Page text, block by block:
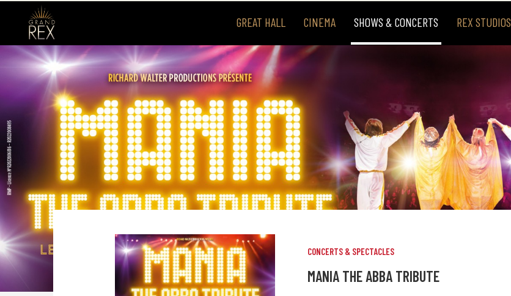
GREAT HALL CINEMA SHOWS & CONCERTS REX STUDIOS
CONCERTS & SPECTACLES
MANIA THE ABBA TRIBUTE